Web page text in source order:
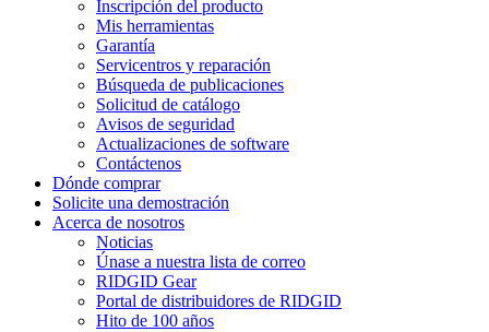
Inscripción del producto
Mis herramientas
Garantía
Servicentros y reparación
Búsqueda de publicaciones
Solicitud de catálogo
Avisos de seguridad
Actualizaciones de software
Contáctenos
Dónde comprar
Solicite una demostración
Acerca de nosotros
Noticias
Únase a nuestra lista de correo
RIDGID Gear
Portal de distribuidores de RIDGID
Hito de 100 años